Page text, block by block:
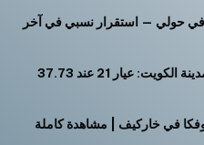
حولي — استقرار نسبي في آخر
آخر الأسعار: سعر الذهب اليوم في مدينة الكويت: عيار 21 عند 37.73
في خاركيف | مشاهدة كاملة